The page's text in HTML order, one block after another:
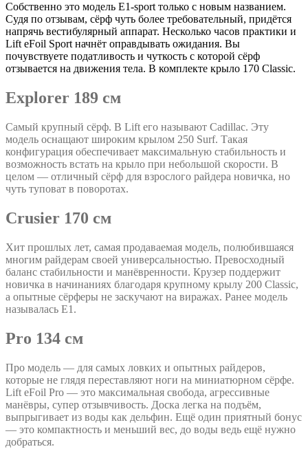
Собственно это модель E1-sport только с новым названием.
Судя по отзывам, сёрф чуть более требовательный, придётся
напрячь вестибулярный аппарат. Несколько часов практики и
Lift eFoil Sport начнёт оправдывать ожидания. Вы
почувствуете податливость и чуткость с которой сёрф
отзывается на движения тела. В комплекте крыло 170 Classic.
Explorer 189 см
Самый крупный сёрф. В Lift его называют Cadillac. Эту
модель оснащают широким крылом 250 Surf. Такая
конфигурация обеспечивает максимальную стабильность и
возможность встать на крыло при небольшой скорости. В
целом — отличный сёрф для взрослого райдера новичка, но
чуть туповат в поворотах.
Crusier 170 см
Хит прошлых лет, самая продаваемая модель, полюбившаяся
многим райдерам своей универсальностью. Превосходный
баланс стабильности и манёвренности. Крузер поддержит
новичка в начинаниях благодаря крупному крылу 200 Classic,
а опытные сёрферы не заскучают на виражах. Ранее модель
называлась E1.
Pro 134 см
Про модель — для самых ловких и опытных райдеров,
которые не глядя переставляют ноги на миниатюрном сёрфе.
Lift eFoil Pro — это максимальная свобода, агрессивные
манёвры, супер отзывчивость. Доска легка на подъём,
выпрыгивает из воды как дельфин. Ещё один приятный бонус
— это компактность и меньший вес, до воды ведь ещё нужно
добраться.